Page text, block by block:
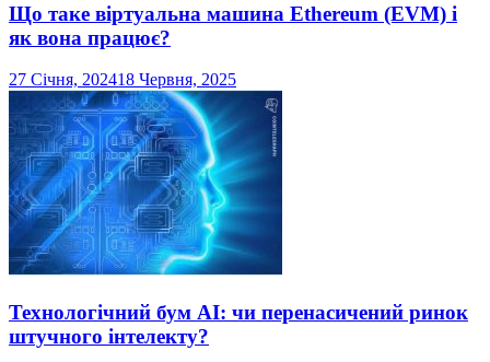
Що таке віртуальна машина Ethereum (EVM) і
як вона працює?
27 Січня, 202418 Червня, 2025
Технологічний бум AI: чи перенасичений ринок
штучного інтелекту?